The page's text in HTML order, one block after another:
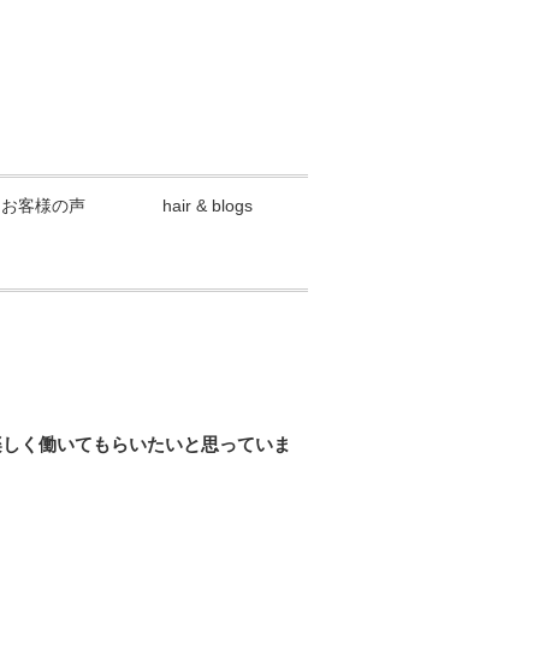
お客様の声 hair & blogs
く働いてもらいたいと思っていま